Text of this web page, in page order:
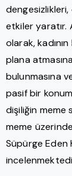
dengesizlikleri,
etkiler yaratır.
olarak,
plana
bulunmasına
pasif bir
dişiliğin meme
meme üzerinde
Süpürge Eden